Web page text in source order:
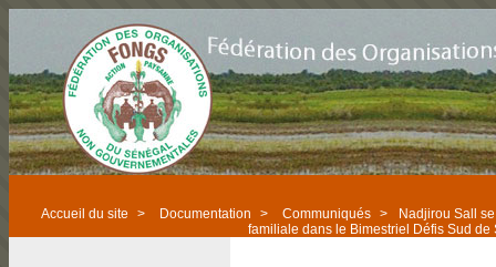
Accueil du site > Documentation > Communiqués >
Nadjirou Sall
familiale dans le Bimestriel Défis Sud de